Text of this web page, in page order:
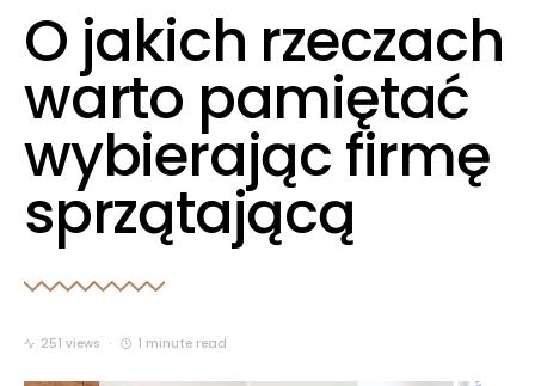
O jakich rzeczach
warto pamiętać
wybierając firmę
sprzątającą
251 views 1 minute read